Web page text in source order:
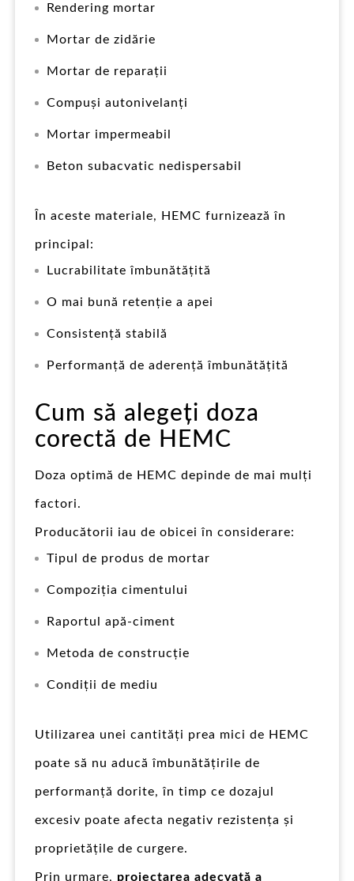
Rendering mortar
Mortar de zidărie
Mortar de reparații
Compuși autonivelanți
Mortar impermeabil
Beton subacvatic nedispersabil
În aceste materiale, HEMC furnizează în
principal:
Lucrabilitate îmbunătățită
O mai bună retenție a apei
Consistență stabilă
Performanță de aderență îmbunătățită
Cum să alegeți doza
corectă de HEMC
Doza optimă de HEMC depinde de mai mulți
factori.
Producătorii iau de obicei în considerare:
Tipul de produs de mortar
Compoziția cimentului
Raportul apă-ciment
Metoda de construcție
Condiții de mediu
Utilizarea unei cantități prea mici de HEMC
poate să nu aducă îmbunătățirile de
performanță dorite, în timp ce dozajul
excesiv poate afecta negativ rezistența și
proprietățile de curgere.
Prin urmare, proiectarea adecvată a